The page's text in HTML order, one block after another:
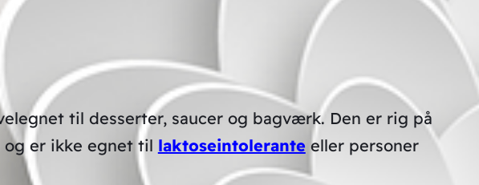
til desserter, saucer og bagværk. Den er rig på
og er ikke egnet til laktoseintolerante eller personer